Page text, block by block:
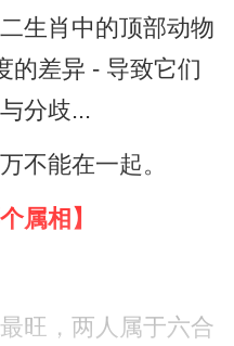
生肖中的顶部动物
的差异 - 导致它们
分歧...
不能在一起。
属相】
旺，两人属于六合